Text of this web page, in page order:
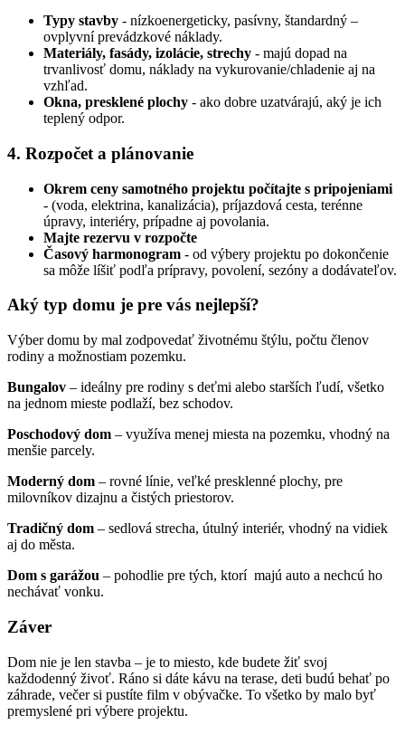
Typy stavby - nízkoenergeticky, pasívny, štandardný –
ovplyvní prevádzkové náklady.
Materiály, fasády, izolácie, strechy - majú dopad na
trvanlivosť domu, náklady na vykurovanie/chladenie aj na
vzhľad.
Okna, presklené plochy - ako dobre uzatvárajú, aký je ich
teplený odpor.
4. Rozpočet a plánovanie
Okrem ceny samotného projektu počítajte s pripojeniami
- (voda, elektrina, kanalizácia), príjazdová cesta, terénne
úpravy, interiéry, prípadne aj povolania.
Majte rezervu v rozpočte
Časový harmonogram - od výbery projektu po dokončenie
sa môže líšiť podľa prípravy, povolení, sezóny a dodávateľov.
Aký typ domu je pre vás nejlepší?
Výber domu by mal zodpovedať životnému štýlu, počtu členov
rodiny a možnostiam pozemku.
Bungalov – ideálny pre rodiny s deťmi alebo starších ľudí, všetko
na jednom mieste podlaží, bez schodov.
Poschodový dom – využíva menej miesta na pozemku, vhodný na
menšie parcely.
Moderný dom – rovné línie, veľké presklenné plochy, pre
milovníkov dizajnu a čistých priestorov.
Tradičný dom – sedlová strecha, útulný interiér, vhodný na vidiek
aj do města.
Dom s garážou – pohodlie pre tých, ktorí majú auto a nechcú ho
nechávať vonku.
Záver
Dom nie je len stavba – je to miesto, kde budete žiť svoj
každodenný živoť. Ráno si dáte kávu na terase, deti budú behať po
záhrade, večer si pustíte film v obývačke. To všetko by malo byť
premyslené pri výbere projektu.